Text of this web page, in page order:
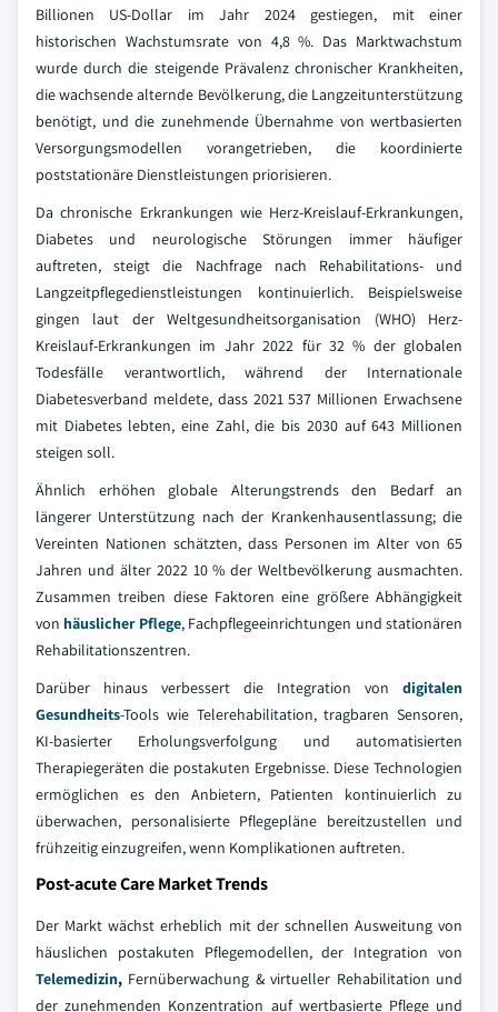
Billionen US-Dollar im Jahr 2024 gestiegen, mit einer
historischen Wachstumsrate von 4,8 %. Das Marktwachstum
wurde durch die steigende Prävalenz chronischer Krankheiten,
die wachsende alternde Bevölkerung, die Langzeitunterstützung
benötigt, und die zunehmende Übernahme von wertbasierten
Versorgungsmodellen vorangetrieben, die koordinierte
poststationäre Dienstleistungen priorisieren.
Da chronische Erkrankungen wie Herz-Kreislauf-Erkrankungen,
Diabetes und neurologische Störungen immer häufiger
auftreten, steigt die Nachfrage nach Rehabilitations- und
Langzeitpflegedienstleistungen kontinuierlich. Beispielsweise
gingen laut der Weltgesundheitsorganisation (WHO) Herz-
Kreislauf-Erkrankungen im Jahr 2022 für 32 % der globalen
Todesfälle verantwortlich, während der Internationale
Diabetesverband meldete, dass 2021 537 Millionen Erwachsene
mit Diabetes lebten, eine Zahl, die bis 2030 auf 643 Millionen
steigen soll.
Ähnlich erhöhen globale Alterungstrends den Bedarf an
längerer Unterstützung nach der Krankenhausentlassung; die
Vereinten Nationen schätzten, dass Personen im Alter von 65
Jahren und älter 2022 10 % der Weltbevölkerung ausmachten.
Zusammen treiben diese Faktoren eine größere Abhängigkeit
von häuslicher Pflege, Fachpflegeeinrichtungen und stationären
Rehabilitationszentren.
Darüber hinaus verbessert die Integration von digitalen
Gesundheits-Tools wie Telerehabilitation, tragbaren Sensoren,
KI-basierter Erholungsverfolgung und automatisierten
Therapiegeräten die postakuten Ergebnisse. Diese Technologien
ermöglichen es den Anbietern, Patienten kontinuierlich zu
überwachen, personalisierte Pflegepläne bereitzustellen und
frühzeitig einzugreifen, wenn Komplikationen auftreten.
Post-acute Care Market Trends
Der Markt wächst erheblich mit der schnellen Ausweitung von
häuslichen postakuten Pflegemodellen, der Integration von
Telemedizin, Fernüberwachung & virtueller Rehabilitation und
der zunehmenden Konzentration auf wertbasierte Pflege und